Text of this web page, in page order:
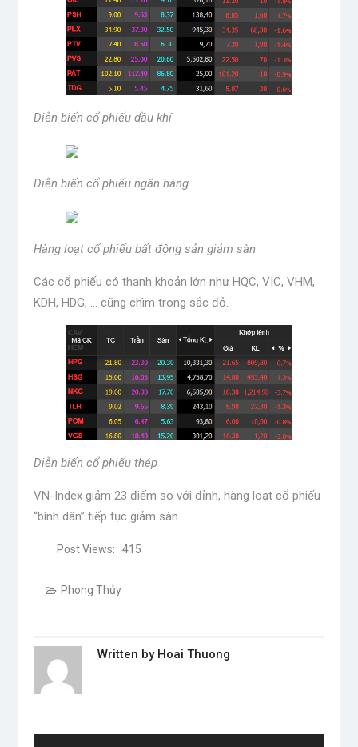
Diễn biến cổ phiếu dầu khí
Diễn biến cổ phiếu ngân hàng
Hàng loạt cổ phiếu bất động sản giảm sàn
Các cổ phiếu có thanh khoản lớn như HQC, VIC, VHM,
KDH, HDG, … cũng chìm trong sắc đỏ.
Diễn biến cổ phiếu thép
VN-Index giảm 23 điểm so với đỉnh, hàng loạt cổ phiếu
“bình dân” tiếp tục giảm sàn
Post Views: 415
Phong Thủy
Written by Hoai Thuong